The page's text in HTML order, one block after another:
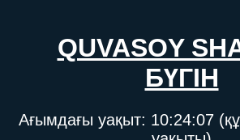
QUVASOY
БҮГІН
Ағымдағы уақыт: 10:24:07